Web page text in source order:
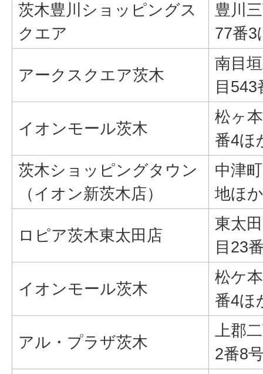
茨木豊川ショッピングス
クエア
豊川
77番3
アークスクエア茨木
南目
目543
イオンモール茨木
松ヶ
番4ほ
茨木ショッピングタウン
（イオン新茨木店）
中津
地ほか
ロピア茨木東太田店
東太
目23
イオンモール茨木
松ケ
番4ほ
アル・プラザ茨木
上郡
2番8